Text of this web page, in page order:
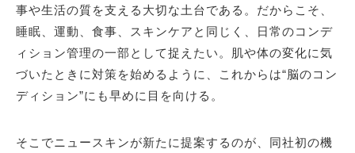
事や生活の質を支える大切な土台である。だからこそ、
睡眠、運動、食事、スキンケアと同じく、日常のコンデ
ィション管理の一部として捉えたい。肌や体の変化に気
づいたときに対策を始めるように、これからは“脳のコン
ディション”にも早めに目を向ける。
そこでニュースキンが新たに提案するのが、同社初の機